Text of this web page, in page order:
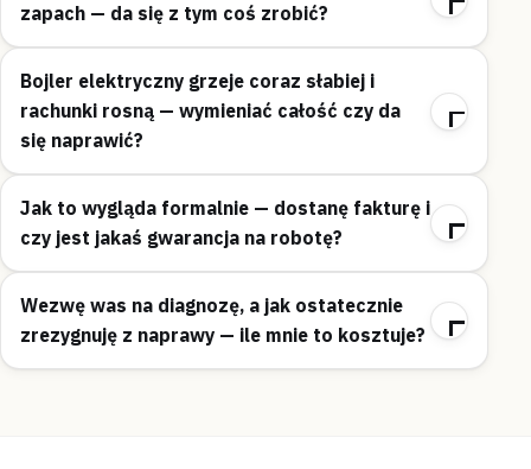
zapach — da się z tym coś zrobić?
Bojler elektryczny grzeje coraz słabiej i
rachunki rosną — wymieniać całość czy da
się naprawić?
Jak to wygląda formalnie — dostanę fakturę i
czy jest jakaś gwarancja na robotę?
Wezwę was na diagnozę, a jak ostatecznie
zrezygnuję z naprawy — ile mnie to kosztuje?